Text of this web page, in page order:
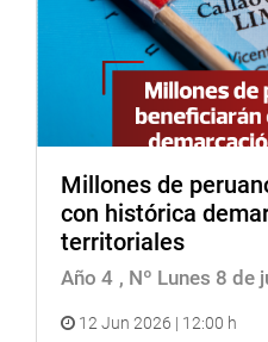
Millones de
con histórica
territoriales
Año 4 , Nº Lunes 8 de
12 Jun 2026 | 12:00 h